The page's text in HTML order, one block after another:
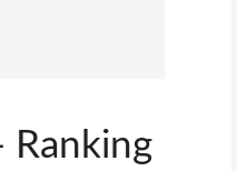
Ranking